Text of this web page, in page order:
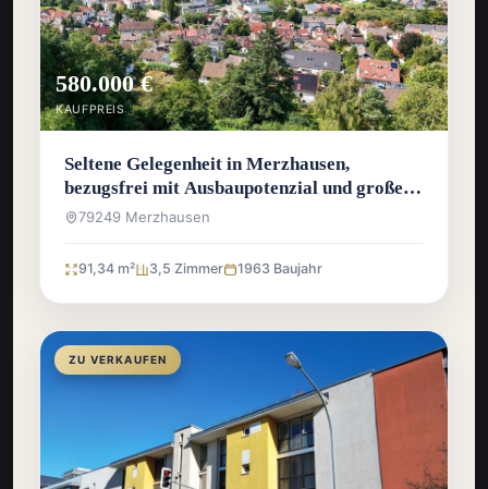
580.000 €
KAUFPREIS
Seltene Gelegenheit in Merzhausen,
bezugsfrei mit Ausbaupotenzial und großem
Garten
79249 Merzhausen
91,34 m² 3,5 Zimmer 1963 Baujahr
ZU VERKAUFEN